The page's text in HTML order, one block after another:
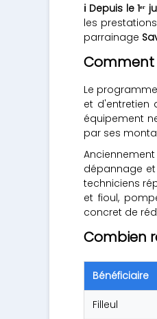
ℹ️ Depuis le
les
parrainage
Comment
Le
et d'entretien
équipement
par ses
dépannage
techniciens
et fioul,
concret de
Combien
Bénéficiaire
Filleul